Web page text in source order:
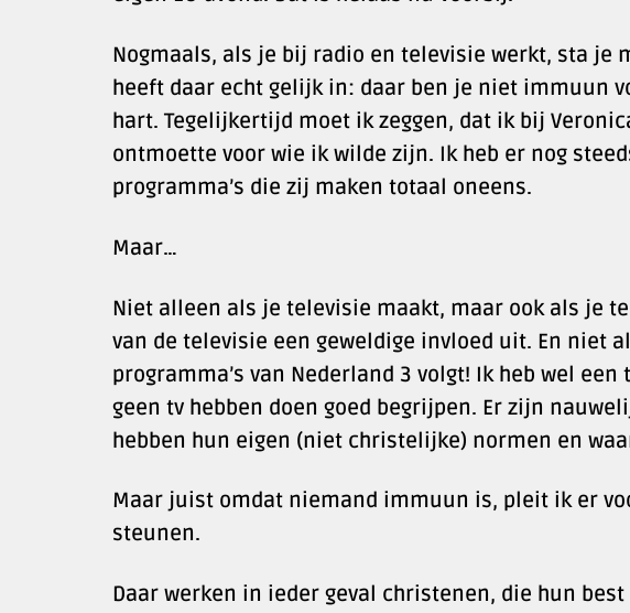
Nogmaals, als je bij radio en televisie werkt, sta je
heeft daar echt gelijk in: daar ben je niet immuun
hart. Tegelijkertijd moet ik zeggen, dat ik bij
ontmoette voor wie ik wilde zijn. Ik heb er nog
programma’s die zij maken totaal oneens.
Maar…
Niet alleen als je televisie maakt, maar ook als je
van de televisie een geweldige invloed uit. En niet
programma’s van Nederland 3 volgt! Ik heb wel
geen tv hebben doen goed begrijpen. Er zijn
hebben hun eigen (niet christelijke) normen en
Maar juist omdat niemand immuun is, pleit ik er
steunen.
Daar werken in ieder geval christenen, die hun